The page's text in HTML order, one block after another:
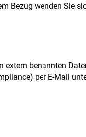
Bezug wenden Sie
benannten
per E-Mail